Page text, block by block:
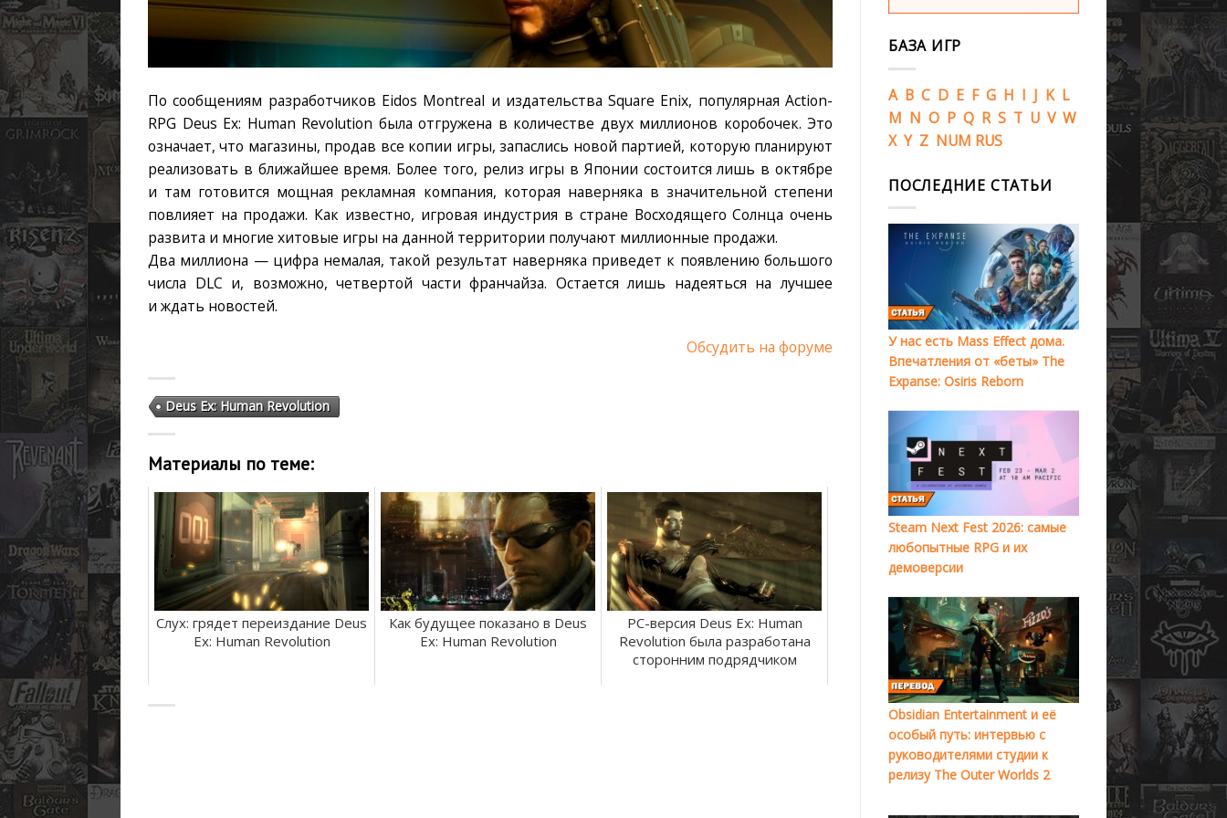
По сообщениям разработчиков Eidos Montreal и издательства Square Enix, популярная Action-
RPG Deus Ex: Human Revolution была отгружена в количестве двух миллионов коробочек. Это
означает, что магазины, продав все копии игры, запаслись новой партией, которую планируют
реализовать в ближайшее время. Более того, релиз игры в Японии состоится лишь в октябре
и там готовится мощная рекламная компания, которая наверняка в значительной степени
повлияет на продажи. Как известно, игровая индустрия в стране Восходящего Солнца очень
развита и многие хитовые игры на данной территории получают миллионные продажи.
Два миллиона — цифра немалая, такой результат наверняка приведет к появлению большого
числа DLC и, возможно, четвертой части франчайза. Остается лишь надеяться на лучшее
и ждать новостей.
Обсудить на форуме
Deus Ex: Human Revolution
Материалы по теме:
Слух: грядет переиздание Deus
Ex: Human Revolution
Как будущее показано в Deus
Ex: Human Revolution
PC-версия Deus Ex: Human
Revolution была разработана
сторонним подрядчиком
БАЗА ИГР
A B C D E F G H I J K L
M N O P Q R S T U V W
X Y Z NUM RUS
ПОСЛЕДНИЕ СТАТЬИ
У нас есть Mass Effect дома.
Впечатления от «беты» The
Expanse: Osiris Reborn
Steam Next Fest 2026: самые
любопытные RPG и их
демоверсии
Obsidian Entertainment и её
особый путь: интервью с
руководителями студии к
релизу The Outer Worlds 2